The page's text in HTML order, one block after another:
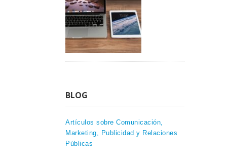
BLOG
Artículos sobre Comunicación,
Marketing, Publicidad y Relaciones
Públicas